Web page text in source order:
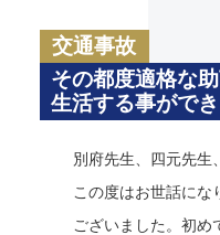
交通事故
その都度適格な
生活する事がで
別府先生、四元先生
この度はお世話にな
ございました。初め